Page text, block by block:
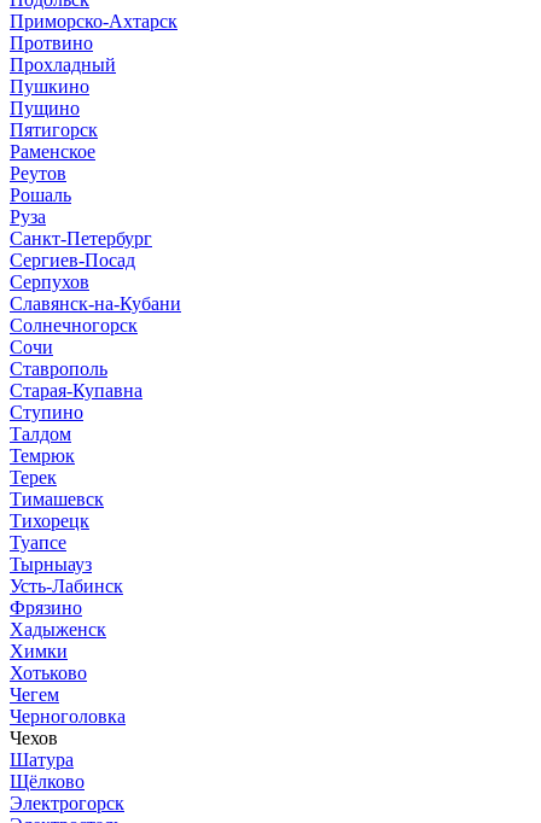
Приморско-Ахтарск
Протвино
Прохладный
Пушкино
Пущино
Пятигорск
Раменское
Реутов
Рошаль
Руза
Санкт-Петербург
Сергиев-Посад
Серпухов
Славянск-на-Кубани
Солнечногорск
Сочи
Ставрополь
Старая-Купавна
Ступино
Талдом
Темрюк
Терек
Тимашевск
Тихорецк
Туапсе
Тырныауз
Усть-Лабинск
Фрязино
Хадыженск
Химки
Хотьково
Чегем
Черноголовка
Чехов
Шатура
Щёлково
Электрогорск